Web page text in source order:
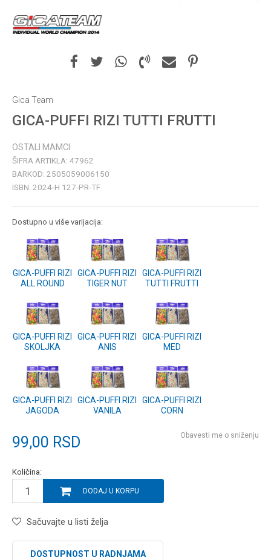
Gica Team
GICA-PUFFI RIZI TUTTI FRUTTI
OSTALI MAMCI
ŠIFRA ARTIKLA: 47962
BARKOD: 2505059006150
ISBN: 2024-H 127-PR-TF
Dostupno u više varijacija:
GICA-PUFFI RIZI
ALL ROUND
GICA-PUFFI RIZI
TIGER NUT
GICA-PUFFI RIZI
TUTTI FRUTTI
GICA-PUFFI RIZI
SKOLJKA
GICA-PUFFI RIZI
ANIS
GICA-PUFFI RIZI
MED
GICA-PUFFI RIZI
JAGODA
GICA-PUFFI RIZI
VANILA
GICA-PUFFI RIZI
CORN
99,00 RSD Obavesti me o sniženju
Količina:
DODAJ U KORPU
Sačuvajte u listi želja
DOSTUPNOST U RADNJAMA